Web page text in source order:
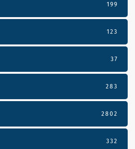
199
123
37
283
2802
332